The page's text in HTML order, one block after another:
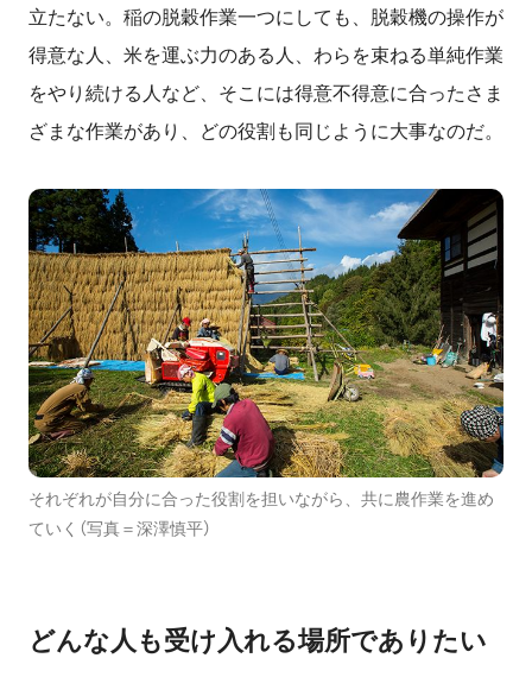
立たない。稲の脱穀作業一つにしても、脱穀機の操作が
得意な人、米を運ぶ力のある人、わらを束ねる単純作業
をやり続ける人など、そこには得意不得意に合ったさま
ざまな作業があり、どの役割も同じように大事なのだ。
それぞれが自分に合った役割を担いながら、共に農作業を進め
ていく（写真＝深澤慎平）
どんな人も受け入れる場所でありたい